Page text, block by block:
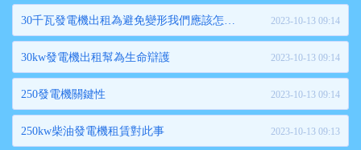
30千瓦發電機出租為避免變形我們應該怎么辦 2023-10-13 09:14
30kw發電機出租幫為生命辯護 2023-10-13 09:14
250發電機關鍵性 2023-10-13 09:14
250kw柴油發電機租賃對此事 2023-10-13 09:13